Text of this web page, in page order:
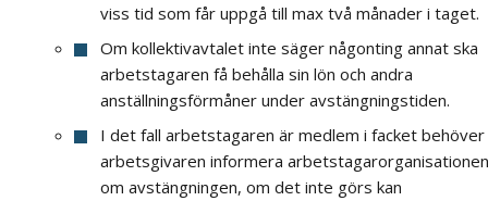
viss tid som får uppgå till max två månader i taget.
Om kollektivavtalet inte säger någonting annat ska
arbetstagaren få behålla sin lön och andra
anställningsförmåner under avstängningstiden.
I det fall arbetstagaren är medlem i facket behöver
arbetsgivaren informera arbetstagarorganisationen
om avstängningen, om det inte görs kan